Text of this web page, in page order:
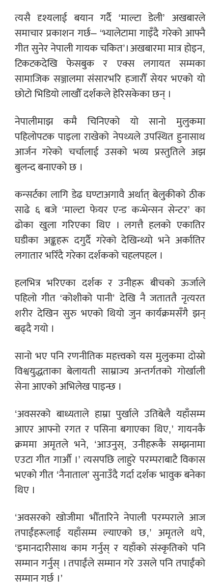
त्यसै दृश्यलाई बयान गर्दै ‘माल्टा डेली’ अखबारले
समाचार प्रकाशन गर्छ– ‘भ्यालेटामा गाइँदै गरेको आफ्नै
गीत सुनेर नेपाली गायक चकित’। अखबारमा मात्र होइन,
टिकटकदेखि फेसबुक र एक्स लगायत सम्मका
सामाजिक सञ्जालमा संसारभरि हजारौँ सेयर भएको यो
छोटो भिडियो लाखौँ दर्शकले हेरिसकेका छन् ।
नेपालीमाझ कमै चिनिएको यो सानो मुलुकमा
पहिलोपटक पाइला राखेको नेपथ्यले उपस्थित हुनासाथ
आर्जन गरेको चर्चालाई उसको भव्य प्रस्तुतिले अझ
बुलन्द बनाएको छ ।
कन्सर्टका लागि डेढ घण्टाअगावै अर्थात् बेलुकीको ठीक
साढे ६ बजे ‘माल्टा फेयर एन्ड कन्भेन्सन सेन्टर’ का
ढोका खुला गरिएका थिए । लगत्तै हलको एकातिर
घडीका अङ्कहरू दगुर्दै गरेको देखिन्थ्यो भने अर्कातिर
लगातार भरिँदै गरेका दर्शकको चहलपहल ।
हलभित्र भरिएका दर्शक र उनीहरू बीचको ऊर्जाले
पहिलो गीत ‘कोशीको पानी’ देखि नै जताततै नृत्यरत
शरीर देखिन सुरु भएको थियो जुन कार्यक्रमसँगै झन्
बढ्दै गयो ।
सानो भए पनि रणनीतिक महत्त्वको यस मुलुकमा दोस्रो
विश्वयुद्धताका बेलायती साम्राज्य अन्तर्गतको गोर्खाली
सेना आएको अभिलेख पाइन्छ ।
‘अवसरको बाध्यताले हाम्रा पुर्खाले उतिबेलै यहाँसम्म
आएर आफ्नो रगत र पसिना बगाएका थिए,’ गायनकै
क्रममा अमृतले भने, ‘आउनुस्, उनीहरूकै सम्झनामा
एउटा गीत गाऔँ ।’ त्यसपछि लाहुरे परम्पराबाटै विकास
भएको गीत ‘नैनाताल’ सुनाउँदै गर्दा दर्शक भावुक बनेका
थिए ।
‘अवसरको खोजीमा भौँतारिने नेपाली परम्पराले आज
तपाईंहरूलाई यहाँसम्म ल्याएको छ,’ अमृतले थपे,
‘इमानदारीसाथ काम गर्नुस् र यहाँको संस्कृतिको पनि
सम्मान गर्नुस् । तपाईंले सम्मान गरे उसले पनि तपाईंको
सम्मान गर्छ ।’